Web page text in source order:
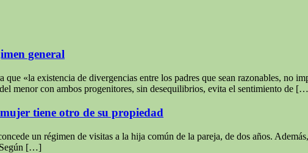
general
«la existencia de divergencias entre los padres que sean razonables, no
menor con ambos progenitores, sin desequilibrios, evita el sentimiento de
tiene otro de su propiedad
un régimen de visitas a la hija común de la pareja, de dos años.
Según […]